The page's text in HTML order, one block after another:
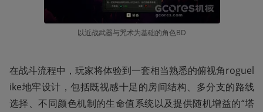
以近战武器与咒术为基础的角色BD
在战斗流程中，玩家将体验到一套相当熟悉的俯视角roguel
ike地牢设计，包括既视感十足的房间结构、多分支的路线
选择、不同颜色机制的生命值系统以及提供随机增益的“塔